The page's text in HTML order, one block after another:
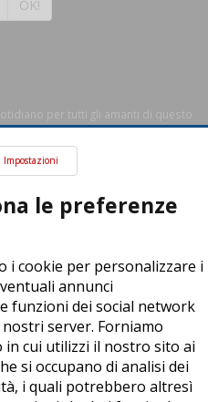
OK!
per tutti gli amanti di questo
Impostazioni
le preferenze
i cookie per personalizzare i
annunci
funzioni dei social network
server. Forniamo
cui utilizzi il nostro sito ai
si occupano di analisi dei
i quali potrebbero altresì
- Powered byDynDevice
Policy Accessibilità Sitemap